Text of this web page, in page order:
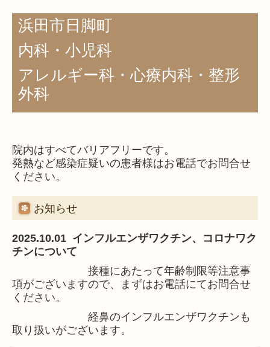
浜田市日脚町
内科・小児科
アレルギー科・心療内科・整形
外科
院内はすべてバリアフリーです。
発熱など感染症疑いの患者様はお電話でお問合せ
ください。
お知らせ
2025.10.01 インフルエンザワクチン、コロナワク
チンについて
接種にあたって年齢制限等注意事
項がございますので、
まずはお電話にてお問合せ
ください。
経鼻のインフルエンザワクチンも
取り扱いがございます。